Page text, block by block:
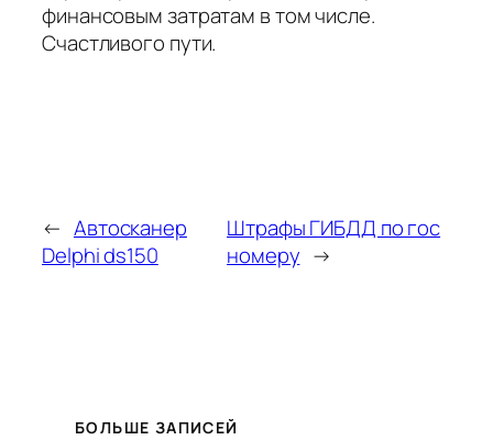
финансовым затратам в том числе.
Счастливого пути.
← Автосканер
Delphi ds150
Штрафы ГИБДД по гос
номеру →
БОЛЬШЕ ЗАПИСЕЙ